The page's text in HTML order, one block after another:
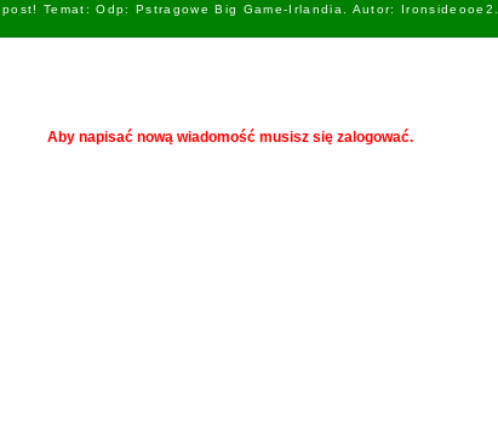
Temat: Odp: Pstragowe Big Game-Irlandia. Autor:
Aby napisać nową wiadomość musisz się zalogować.